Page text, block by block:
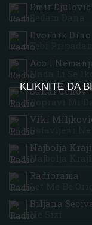
KLIKNITE DA
Emir
Sedam Dana
Dvornik Dino
Tebi Pripadam
Aco I
Nada Li Se
Sandi Cenov
Popravi Mi
Viki
Ostavljeni Ne
Najbolja
Najbolja
Radiorama
Let Me Be
Biljana
Ne Sizi